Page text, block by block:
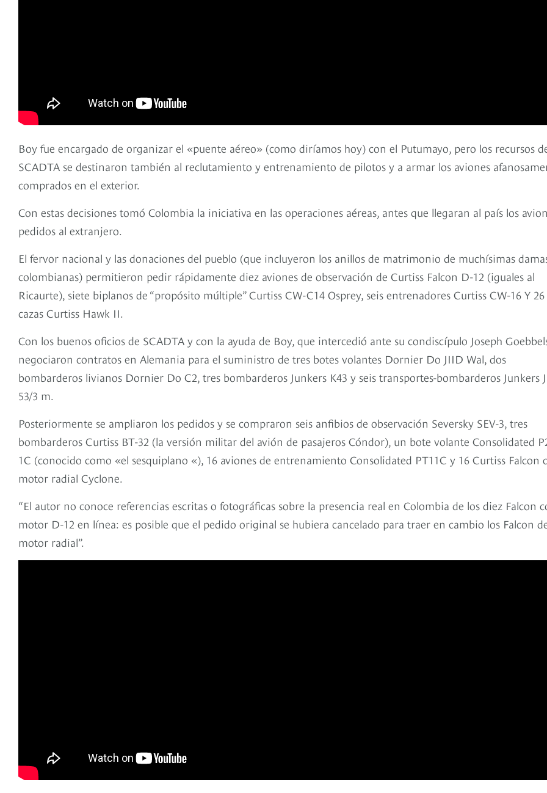
Boy fue encargado de organizar el «puente aéreo» (como diríamos hoy) con el Putumayo, pero los recursos
SCADTA se destinaron también al reclutamiento y entrenamiento de pilotos y a armar los aviones
comprados en el exterior.
Con estas decisiones tomó Colombia la iniciativa en las operaciones aéreas, antes que llegaran al país los
pedidos al extranjero.
El fervor nacional y las donaciones del pueblo (que incluyeron los anillos de matrimonio de muchísimas
colombianas) permitieron pedir rápidamente diez aviones de observación de Curtiss Falcon D-12 (iguales al
Ricaurte), siete biplanos de “propósito múltiple” Curtiss CW-C14 Osprey, seis entrenadores Curtiss CW-16 Y 26
cazas Curtiss Hawk II.
Con los buenos oficios de SCADTA y con la ayuda de Boy, que intercedió ante su condiscípulo Joseph
negociaron contratos en Alemania para el suministro de tres botes volantes Dornier Do JIID Wal, dos
bombarderos livianos Dornier Do C2, tres bombarderos Junkers K43 y seis transportes-bombarderos Junkers
53/3 m.
Posteriormente se ampliaron los pedidos y se compraron seis anfibios de observación Seversky SEV-3, tres
bombarderos Curtiss BT-32 (la versión militar del avión de pasajeros Cóndor), un bote volante Consolidated
1C (conocido como «el sesquiplano «), 16 aviones de entrenamiento Consolidated PT11C y 16 Curtiss Falcon
motor radial Cyclone.
“El autor no conoce referencias escritas o fotográficas sobre la presencia real en Colombia de los diez Falcon
motor D-12 en línea: es posible que el pedido original se hubiera cancelado para traer en cambio los Falcon
motor radial”.